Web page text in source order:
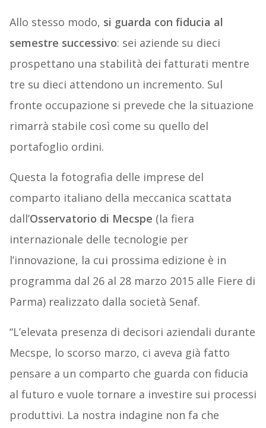
Allo stesso modo, si guarda con fiducia al
semestre successivo: sei aziende su dieci
prospettano una stabilità dei fatturati mentre
tre su dieci attendono un incremento. Sul
fronte occupazione si prevede che la situazione
rimarrà stabile così come su quello del
portafoglio ordini.
Questa la fotografia delle imprese del
comparto italiano della meccanica scattata
dall’Osservatorio di Mecspe (la fiera
internazionale delle tecnologie per
l’innovazione, la cui prossima edizione è in
programma dal 26 al 28 marzo 2015 alle Fiere di
Parma) realizzato dalla società Senaf.
“L’elevata presenza di decisori aziendali durante
Mecspe, lo scorso marzo, ci aveva già fatto
pensare a un comparto che guarda con fiducia
al futuro e vuole tornare a investire sui processi
produttivi. La nostra indagine non fa che